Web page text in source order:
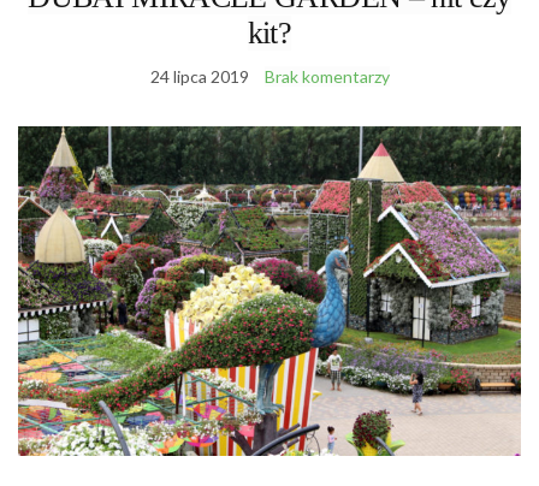
kit?
24 lipca 2019 Brak komentarzy